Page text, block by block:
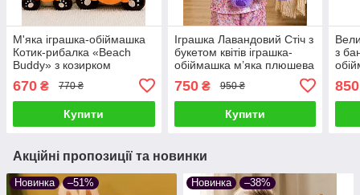
М'яка іграшка-обіймашка
Котик-рибалка «Beach
Buddy» з козирком
сквішмеллоу антистрес
подарунок дітям та
дорослим
670 ₴ 770 ₴
Купити
Іграшка Лавандовий Стіч з
букетом квітів іграшка-
обіймашка м’яка плюшева
антистрес подарунок
дітям та дорослим
750₴ 950 ₴
Купити
з
850
Акційні пропозиції та новинки
Новинка –51% Новинка –38%